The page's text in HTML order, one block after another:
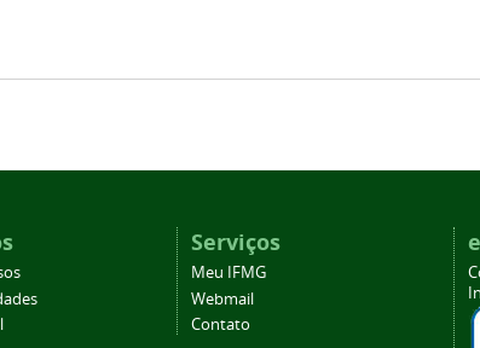
Serviços
Meu IFMG
Webmail
Contato